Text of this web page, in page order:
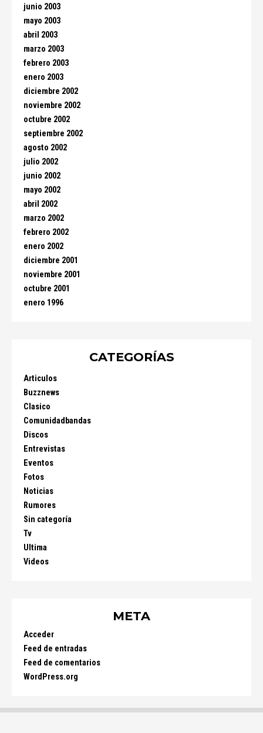
junio 2003
mayo 2003
abril 2003
marzo 2003
febrero 2003
enero 2003
diciembre 2002
noviembre 2002
octubre 2002
septiembre 2002
agosto 2002
julio 2002
junio 2002
mayo 2002
abril 2002
marzo 2002
febrero 2002
enero 2002
diciembre 2001
noviembre 2001
octubre 2001
enero 1996
CATEGORÍAS
Articulos
Buzznews
Clasico
Comunidadbandas
Discos
Entrevistas
Eventos
Fotos
Noticias
Rumores
Sin categoría
Tv
Ultima
Videos
META
Acceder
Feed de entradas
Feed de comentarios
WordPress.org